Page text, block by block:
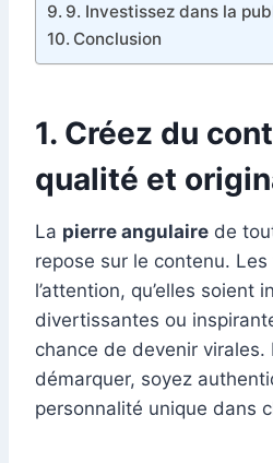
9. Investissez dans la
Conclusion
1. Créez du
qualité et
La pierre angulaire de
repose sur le contenu.
l’attention, qu’elles soient
divertissantes ou
chance de devenir virales.
démarquer, soyez
personnalité unique dans